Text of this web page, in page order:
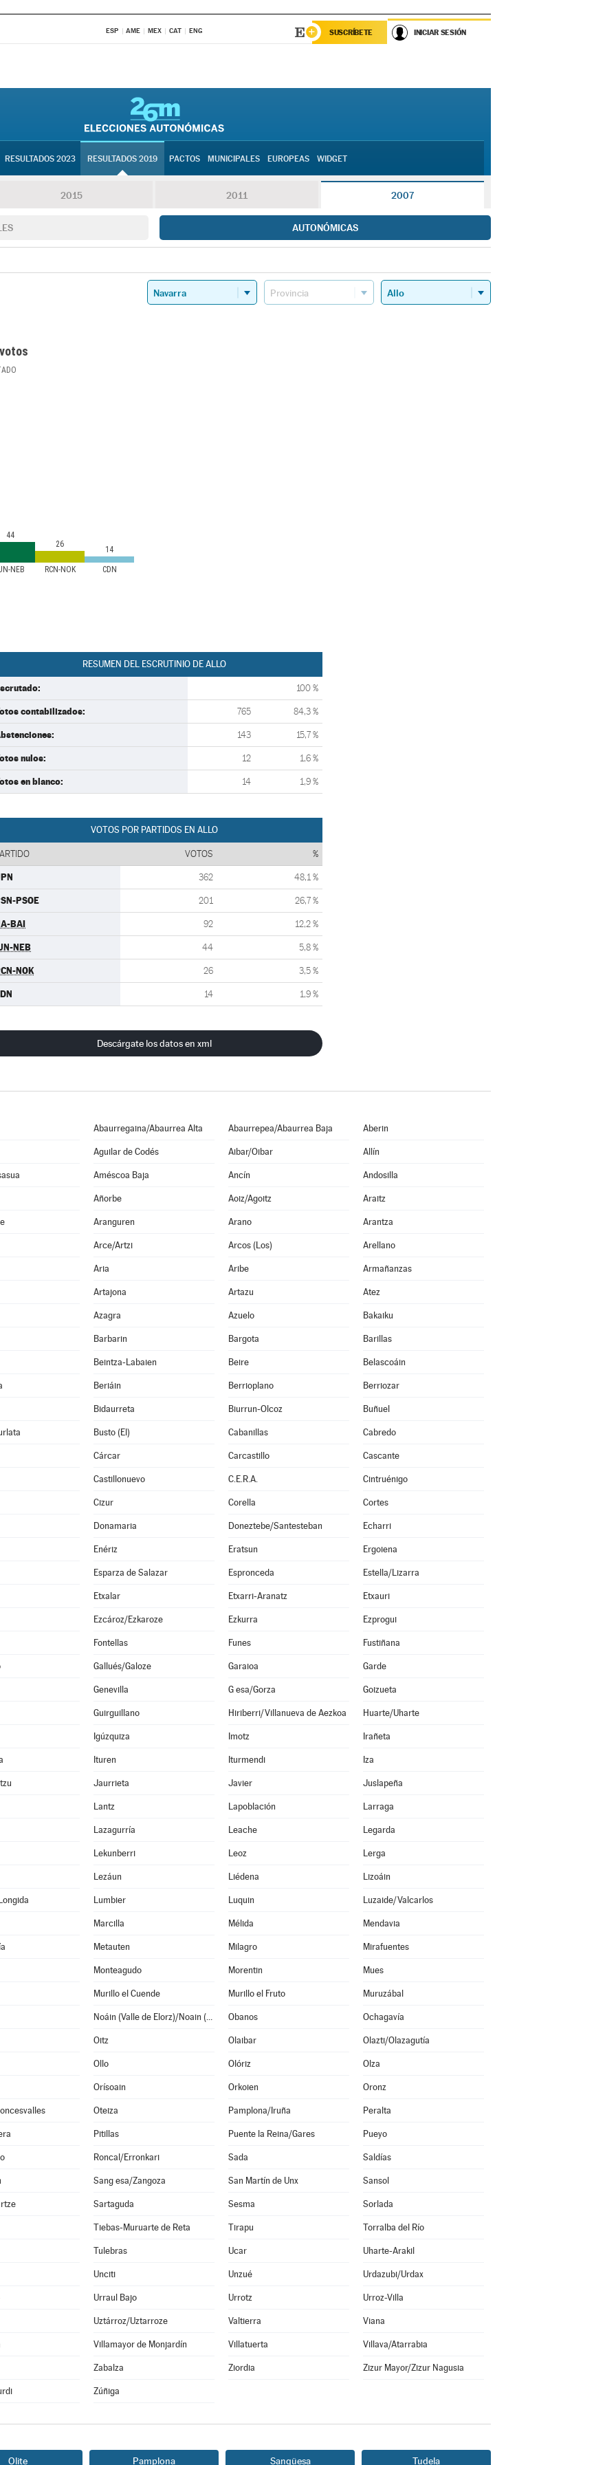
ESP AME MEX CAT ENG SUSCRÍBETE INICIAR SESIÓN
RESULTADOS 2023 RESULTADOS 2019 PACTOS MUNICIPALES EUROPEAS WIDGET
2015 2011 2007
AUTONÓMICAS
NEB RCN-NOK CDN
44
26
14
RESUMEN DEL ESCRUTINIO DE ALLO
100 %
contabilizados: 765 84,3 %
143 15,7 %
nulos: 12 1,6 %
en blanco: 14 1,9 %
VOTOS POR PARTIDOS EN ALLO
VOTOS %
362 48,1 %
PSOE 201 26,7 %
BAI 92 12,2 %
NEB 44 5,8 %
NOK 26 3,5 %
14 1,9 %
Descárgate los datos en xml
Abaurregaina/Abaurrea Alta Abaurrepea/Abaurrea Baja Aberin
Aguilar de Codés Aibar/Oibar Allín
Améscoa Baja Ancín Andosilla
Añorbe Aoiz/Agoitz Araitz
Aranguren Arano Arantza
Arce/Artzi Arcos (Los) Arellano
Aria Aribe Armañanzas
Artajona Artazu Atez
Azagra Azuelo Bakaiku
Barbarin Bargota Barillas
Beintza-Labaien Beire Belascoáin
Beriáin Berrioplano Berriozar
Bidaurreta Biurrun-Olcoz Buñuel
Busto (El) Cabanillas Cabredo
Cárcar Carcastillo Cascante
Castillonuevo C.E.R.A. Cintruénigo
Cizur Corella Cortes
Donamaria Doneztebe/Santesteban Echarri
Enériz Eratsun Ergoiena
Esparza de Salazar Espronceda Estella/Lizarra
Etxalar Etxarri-Aranatz Etxauri
Ezcároz/Ezkaroze Ezkurra Ezprogui
Fontellas Funes Fustiñana
Gallués/Galoze Garaioa Garde
Genevilla G esa/Gorza Goizueta
Guirguillano Hiriberri/Villanueva de Aezkoa Huarte/Uharte
Igúzquiza Imotz Irañeta
Ituren Iturmendi Iza
Jaurrieta Javier Juslapeña
Lantz Lapoblación Larraga
Lazagurría Leache Legarda
Lekunberri Leoz Lerga
Lezáun Liédena Lizoáin
Lumbier Luquin Luzaide/Valcarlos
Marcilla Mélida Mendavia
Metauten Milagro Mirafuentes
Monteagudo Morentin Mues
Murillo el Cuende Murillo el Fruto Muruzábal
Noáin (Valle de Elorz)/Noain (Elortzibar) Obanos Ochagavía
Oitz Olaibar Olazti/Olazagutía
Ollo Olóriz Olza
Orísoain Orkoien Oronz
Oteiza Pamplona/Iruña Peralta
Pitillas Puente la Reina/Gares Pueyo
Roncal/Erronkari Sada Saldías
Sang esa/Zangoza San Martín de Unx Sansol
Sartaguda Sesma Sorlada
Tiebas-Muruarte de Reta Tirapu Torralba del Río
Tulebras Ucar Uharte-Arakil
Unciti Unzué Urdazubi/Urdax
Urraul Bajo Urrotz Urroz-Villa
Uztárroz/Uztarroze Valtierra Viana
Villamayor de Monjardín Villatuerta Villava/Atarrabia
Zabalza Ziordia Zizur Mayor/Zizur Nagusia
Zúñiga
Olite Pamplona Sangüesa Tudela